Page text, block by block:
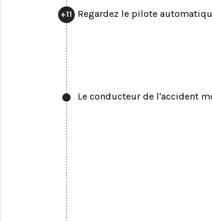
+11 Regardez le pilote
Le conducteur de l'accident